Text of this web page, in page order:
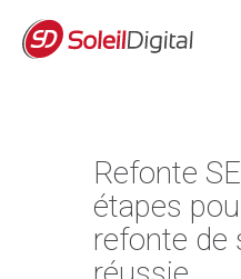
Refonte
étapes
refonte de